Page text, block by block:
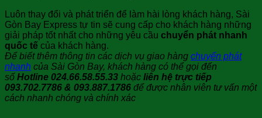
Luôn thay đổi và phát triển để làm hài lòng khách hàng, Sài
Gòn Bay Express tự tin sẽ cung cấp cho khách hàng những
giải pháp tốt nhất cho những yêu cầu chuyển phát nhanh
quốc tế của khách hàng.
Để biết thêm thông tin các dịch vụ giao hàng chuyển phát
nhanh của Sài Gòn Bay, khách hàng có thể gọi đến
số Hotline 024.66.58.55.33 hoặc liên hệ trực tiếp
093.702.7786 & 093.887.1786 để được nhân viên tư vấn một
cách nhanh chóng và chính xác